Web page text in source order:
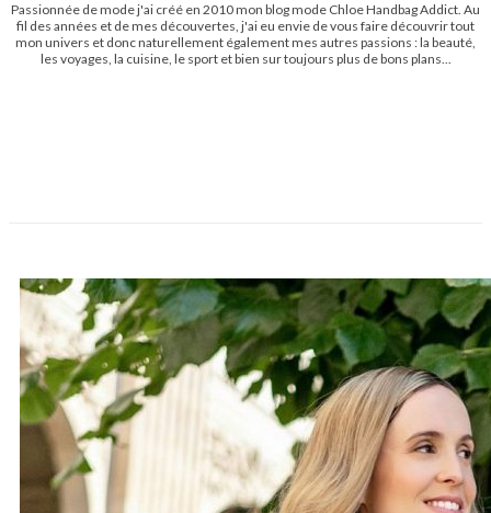
Passionnée de mode j'ai créé en 2010 mon blog mode Chloe Handbag Addict. Au
fil des années et de mes découvertes, j'ai eu envie de vous faire découvrir tout
mon univers et donc naturellement également mes autres passions : la beauté,
les voyages, la cuisine, le sport et bien sur toujours plus de bons plans...